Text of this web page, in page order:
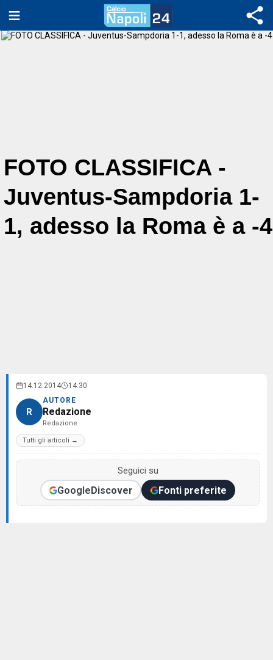
FOTO CLASSIFICA -
Juventus-Sampdoria 1-
1, adesso la Roma è a -4
14.12.2014 14:30
R
AUTORE
Redazione
Redazione
Tutti gli articoli →
Seguici su
GoogleDiscover Fonti preferite